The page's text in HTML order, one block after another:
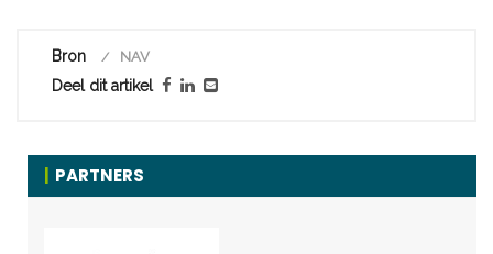
Bron NAV
Deel dit artikel
PARTNERS